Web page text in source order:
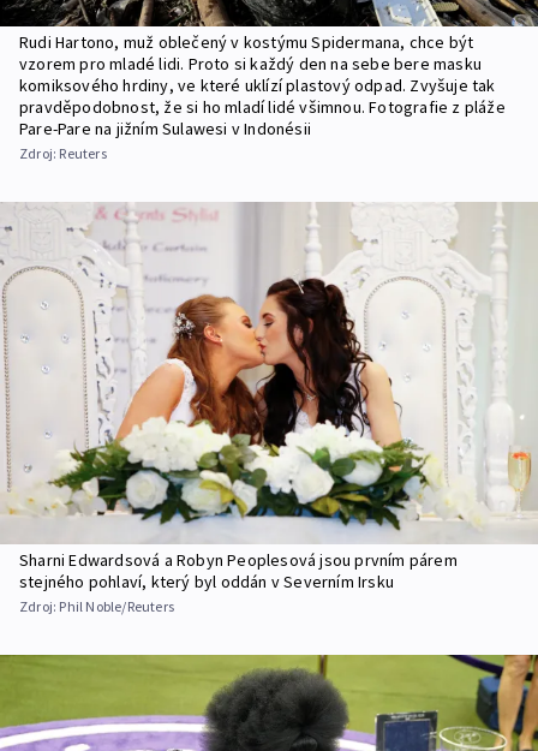
Rudi Hartono, muž oblečený v kostýmu Spidermana, chce být
vzorem pro mladé lidi. Proto si každý den na sebe bere masku
komiksového hrdiny, ve které uklízí plastový odpad. Zvyšuje tak
pravděpodobnost, že si ho mladí lidé všimnou. Fotografie z pláže
Pare-Pare na jižním Sulawesi v Indonésii
Zdroj: Reuters
Sharni Edwardsová a Robyn Peoplesová jsou prvním párem
stejného pohlaví, který byl oddán v Severním Irsku
Zdroj: Phil Noble/Reuters